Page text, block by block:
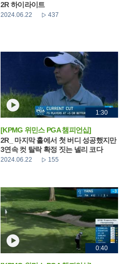
2R 하이라이트
2024.06.22 437
1:30
[KPMG 위민스 PGA 챔피언십]
2R_ 마지막 홀에서 첫 버디 성공했지만
3연속 컷 탈락 확정 짓는 넬리 코다
2024.06.22 155
0:40